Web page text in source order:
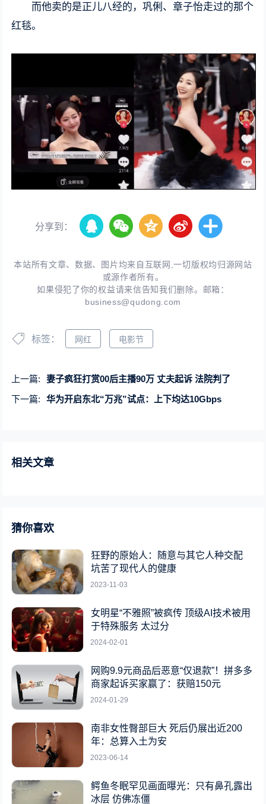
而他卖的是正儿八经的，巩俐、章子怡走过的那个
红毯。
分享到：
本站所有文章、数据、图片均来自互联网,一切版权均归源网站
或源作者所有。
如果侵犯了你的权益请来信告知我们删除。邮箱：
business@qudong.com
标签： 网红 电影节
上一篇:
妻子疯狂打赏00后主播90万 丈夫起诉 法院判了
下一篇:
华为开启东北“万兆”试点：上下均达10Gbps
相关文章
猜你喜欢
狂野的原始人：随意与其它人种交配
坑苦了现代人的健康
2023-11-03
女明星“不雅照”被疯传 顶级AI技术被用
于特殊服务 太过分
2024-02-01
网购9.9元商品后恶意“仅退款”！拼多多
商家起诉买家赢了：获赔150元
2024-01-29
南非女性臀部巨大 死后仍展出近200
年：总算入土为安
2023-06-14
鳄鱼冬眠罕见画面曝光：只有鼻孔露出
冰层 仿佛冻僵